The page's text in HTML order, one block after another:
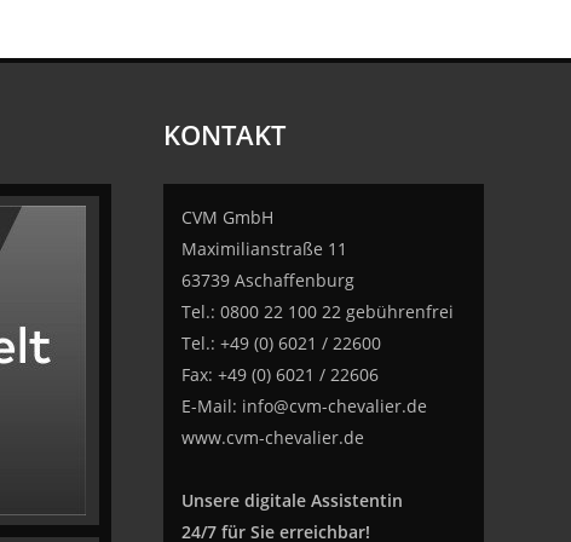
KONTAKT
CVM GmbH
Maximilianstraße 11
63739 Aschaffenburg
Tel.: 0800 22 100 22 gebührenfrei
Tel.: +49 (0) 6021 / 22600
Fax: +49 (0) 6021 / 22606
E-Mail: info@cvm-chevalier.de
www.cvm-chevalier.de
Unsere digitale Assistentin
24/7 für Sie erreichbar!